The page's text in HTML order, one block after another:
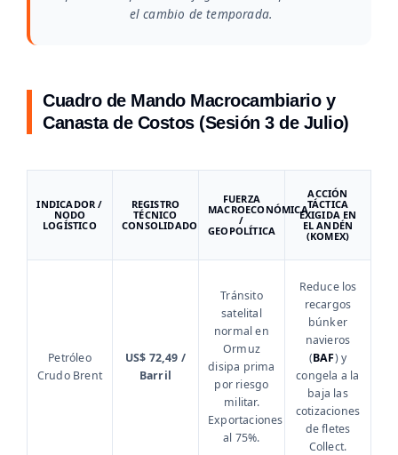
el cambio de temporada.
Cuadro de Mando Macrocambiario y
Canasta de Costos (Sesión 3 de Julio)
INDICADOR /
NODO
LOGÍSTICO
REGISTRO
TÉCNICO
CONSOLIDADO
FUERZA
MACROECONÓMICA
/
GEOPOLÍTICA
ACCIÓN
TÁCTICA
EXIGIDA EN
EL ANDÉN
(KOMEX)
Petróleo
Crudo Brent
US$ 72,49 /
Barril
Tránsito
satelital
normal en
Ormuz
disipa prima
por riesgo
militar.
Exportaciones
al 75%.
Reduce los
recargos
búnker
navieros
(BAF) y
congela a la
baja las
cotizaciones
de fletes
Collect.